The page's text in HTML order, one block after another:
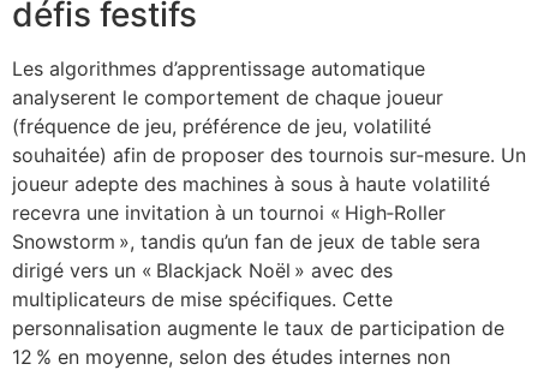
défis festifs
Les algorithmes d’apprentissage automatique
analyserent le comportement de chaque joueur
(fréquence de jeu, préférence de jeu, volatilité
souhaitée) afin de proposer des tournois sur‑mesure. Un
joueur adepte des machines à sous à haute volatilité
recevra une invitation à un tournoi « High‑Roller
Snowstorm », tandis qu’un fan de jeux de table sera
dirigé vers un « Blackjack Noël » avec des
multiplicateurs de mise spécifiques. Cette
personnalisation augmente le taux de participation de
12 % en moyenne, selon des études internes non